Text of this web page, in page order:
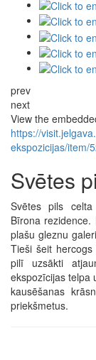
prev
next
View the
https://
ekspozicijas/item/
Svētes
Svētes pils
Bīrona
plašu gleznu
Tieši šeit
pilī uzsākti
ekspozīcijas telpa
kausēšanas
priekšmetus.